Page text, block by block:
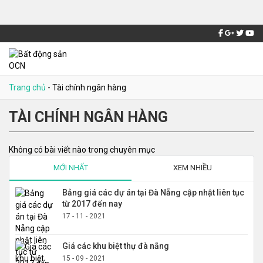
Trang chủ - Tài chính ngân hàng
TÀI CHÍNH NGÂN HÀNG
Không có bài viết nào trong chuyên mục
MỚI NHẤT XEM NHIỀU
Bảng giá các dự án tại Đà Nẵng cập nhật liên tục
từ 2017 đến nay
17 - 11 - 2021
Giá các khu biệt thự đà nẵng
15 - 09 - 2021